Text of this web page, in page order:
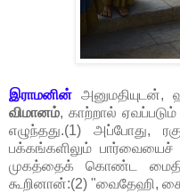
இராமனின் அனுமதியுடன்,
விமானம், காற்றால்
எழுந்தது.(1) அப்போது,
பக்கங்களிலும் பார்வையைச்
முகத்தைக் கொண்ட
கூறினான்:(2) "வைதேஹி,